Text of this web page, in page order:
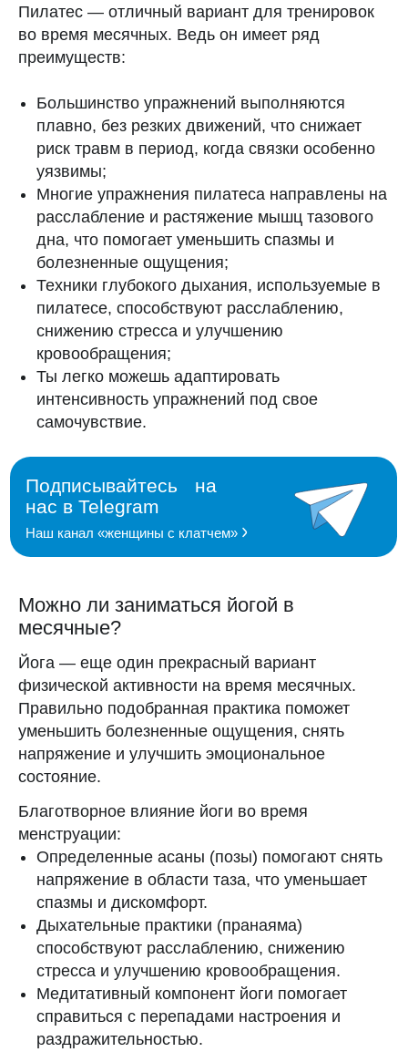
Пилатес — отличный вариант для тренировок
во время месячных. Ведь он имеет ряд
преимуществ:
Большинство упражнений выполняются
плавно, без резких движений, что снижает
риск травм в период, когда связки особенно
уязвимы;
Многие упражнения пилатеса направлены на
расслабление и растяжение мышц тазового
дна, что помогает уменьшить спазмы и
болезненные ощущения;
Техники глубокого дыхания, используемые в
пилатесе, способствуют расслаблению,
снижению стресса и улучшению
кровообращения;
Ты легко можешь адаптировать
интенсивность упражнений под свое
самочувствие.
Можно ли заниматься йогой в
месячные?
Йога — еще один прекрасный вариант
физической активности на время месячных.
Правильно подобранная практика поможет
уменьшить болезненные ощущения, снять
напряжение и улучшить эмоциональное
состояние.
Благотворное влияние йоги во время
менструации:
Определенные асаны (позы) помогают снять
напряжение в области таза, что уменьшает
спазмы и дискомфорт.
Дыхательные практики (пранаяма)
способствуют расслаблению, снижению
стресса и улучшению кровообращения.
Медитативный компонент йоги помогает
справиться с перепадами настроения и
раздражительностью.
общение
ИИ-чат с Клашей